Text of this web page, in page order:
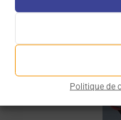
Politique de